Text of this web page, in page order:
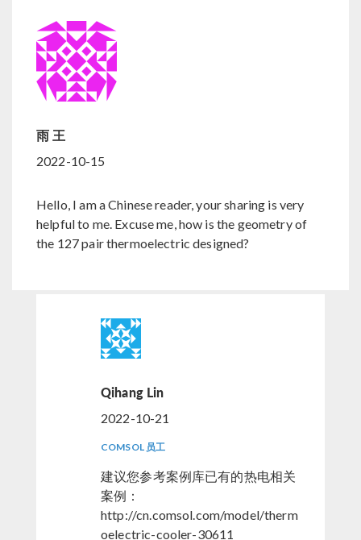
雨 王
2022-10-15
Hello, I am a Chinese reader, your sharing is very
helpful to me. Excuse me, how is the geometry of
the 127 pair thermoelectric designed?
Qihang Lin
2022-10-21
COMSOL 员工
建议您参考案例库已有的热电相关
案例：
http://cn.comsol.com/model/therm
oelectric-cooler-30611